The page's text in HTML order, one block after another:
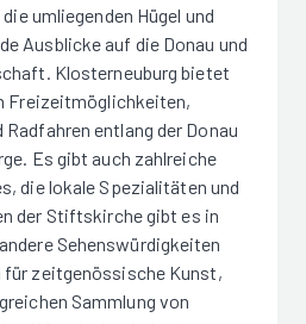
umliegenden Hügel und
Ausblicke auf die Donau und
Klosterneuburg bietet
Freizeitmöglichkeiten,
Radfahren entlang der Donau
Es gibt auch zahlreiche
die lokale Spezialitäten und
der Stiftskirche gibt es in
Sehenswürdigkeiten
für zeitgenössische Kunst,
Sammlung von